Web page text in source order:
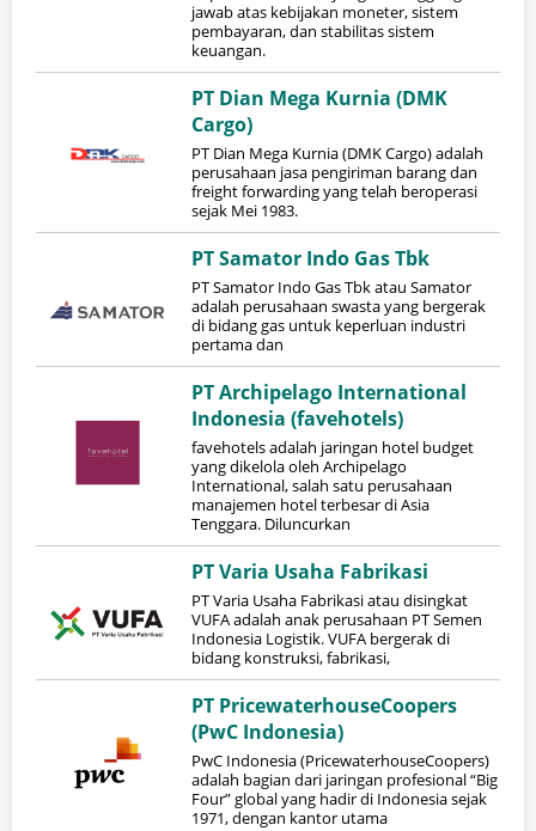
jawab atas kebijakan moneter, sistem
pembayaran, dan stabilitas sistem
keuangan.
PT Dian Mega Kurnia (DMK
Cargo)
PT Dian Mega Kurnia (DMK Cargo) adalah
perusahaan jasa pengiriman barang dan
freight forwarding yang telah beroperasi
sejak Mei 1983.
PT Samator Indo Gas Tbk
PT Samator Indo Gas Tbk atau Samator
adalah perusahaan swasta yang bergerak
di bidang gas untuk keperluan industri
pertama dan
PT Archipelago International
Indonesia (favehotels)
favehotels adalah jaringan hotel budget
yang dikelola oleh Archipelago
International, salah satu perusahaan
manajemen hotel terbesar di Asia
Tenggara. Diluncurkan
PT Varia Usaha Fabrikasi
PT Varia Usaha Fabrikasi atau disingkat
VUFA adalah anak perusahaan PT Semen
Indonesia Logistik. VUFA bergerak di
bidang konstruksi, fabrikasi,
PT PricewaterhouseCoopers
(PwC Indonesia)
PwC Indonesia (PricewaterhouseCoopers)
adalah bagian dari jaringan profesional “Big
Four” global yang hadir di Indonesia sejak
1971, dengan kantor utama